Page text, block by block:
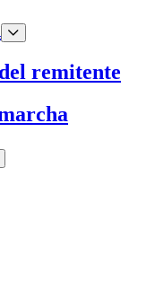
remitente